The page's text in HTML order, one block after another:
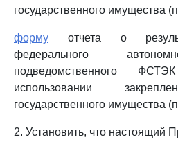
государственного имущества
форму отчета о
федерального
подведомственного
использовании
государственного имущества
2. Установить, что настоящий